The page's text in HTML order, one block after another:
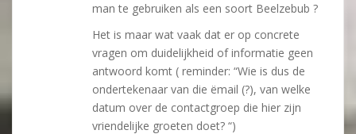
man te gebruiken als een soort Beelzebub ?
Het is maar wat vaak dat er op concrete
vragen om duidelijkheid of informatie geen
antwoord komt ( reminder: “Wie is dus de
ondertekenaar van die ëmail (?), van welke
datum over de contactgroep die hier zijn
vriendelijke groeten doet? “)